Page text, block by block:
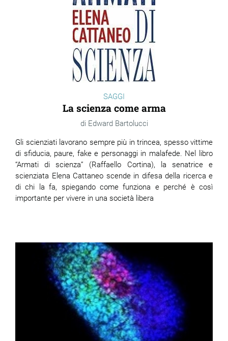
SAGGI
La scienza come arma
Edward Bartolucci
Gli scienziati lavorano sempre più in trincea, spesso vittime
di sfiducia, paure, fake e personaggi in malafede. Nel libro
“Armati di scienza” (Raffaello Cortina), la senatrice e
scienziata Elena Cattaneo scende in difesa della ricerca e
di chi la fa, spiegando come funziona e perché è così
importante per vivere in una società libera